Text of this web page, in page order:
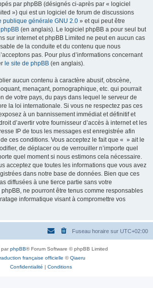
par phpBB (désignés ci-après par « logiciel
») qui est un logiciel de forum de discussions
publique générale GNU 2.0 » et qui peut être
(en anglais). Le logiciel phpBB a pour seul but
sur internet et phpBB Limited ne peut en aucun cas
de la conduite et du contenu que nous
pas. Pour plus d’informations concernant
le site de phpBB (en anglais).
aucun contenu à caractère abusif, obscène,
menaçant, pornographique, etc. qui pourrait
de votre pays, du pays dans lequel le serveur de
la loi internationale. Si vous ne respectez pas ces
à un bannissement immédiat et définitif et
d’avertir votre fournisseur d’accès à internet et les
IP de tous les messages est enregistrée afin
ces conditions. Vous acceptez le fait que « » ait le
de déplacer ou de verrouiller n’importe quel
quel moment si nous estimons cela nécessaire.
acceptez que toutes les informations que vous avez
dans notre base de données. Bien que ces
diffusées à une tierce partie sans votre
ne pourront être tenus comme responsables
informatique visant à compromettre vos
Fuseau horaire sur UTC+02:00
parphpBB® Forum Software © phpBB Limited
française officielle ©Qiaeru
Confidentialité | Conditions